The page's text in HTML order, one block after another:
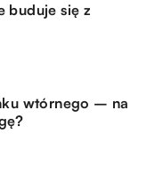
buduje się z
wtórnego – na